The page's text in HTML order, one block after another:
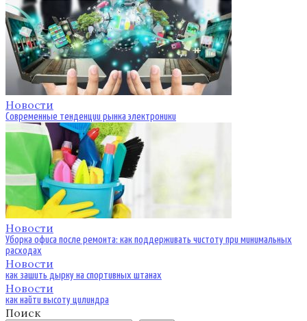
Новости
Современные тенденции рынка электроники
Новости
Уборка офиса после ремонта: как поддерживать чистоту при минимальных
расходах
Новости
как зашить дырку на спортивных штанах
Новости
как найти высоту цилиндра
Поиск